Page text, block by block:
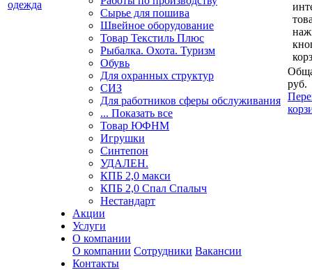
Сырье для пошива
Швейное оборудование
Товар Текстиль Плюс
Рыбалка. Охота. Туризм
Обувь
Для охранных структур
СИЗ
Для работников сферы обслуживания
... Показать все
Товар ЮФНМ
Игрушки
Синтепон
УДАЛЕН.
КПБ 2,0 макси
КПБ 2,0 Спал Спалыч
Нестандарт
Акции
Услуги
О компании
О компании Сотрудники Вакансии
Контакты
руб.